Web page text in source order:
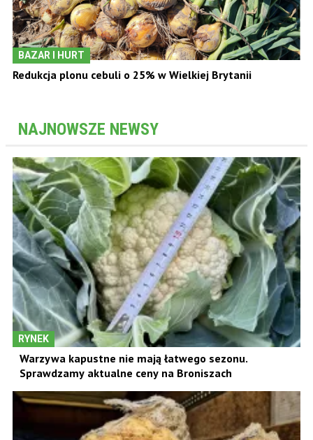
BAZAR I HURT
Redukcja plonu cebuli o 25% w Wielkiej Brytanii
NAJNOWSZE NEWSY
RYNEK
Warzywa kapustne nie mają łatwego sezonu.
Sprawdzamy aktualne ceny na Broniszach